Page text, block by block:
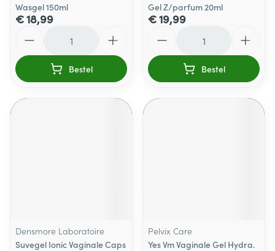
Wasgel 150ml
€ 18,99
Bestel
Gel Z/parfum 20ml
€ 19,99
Bestel
Densmore Laboratoire
Suvegel Ionic Vaginale Caps
Pelvix Care
Yes Vm Vaginale Gel Hydra.